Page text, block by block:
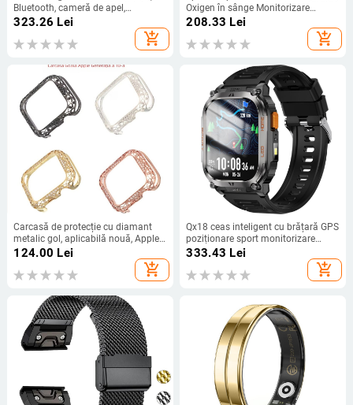
Bluetooth, cameră de apel,
înregistrare foto video, monitorizare
a sănătății în aer liber, ceas sport
323.26 Lei
add_shopping_cart
Oxigen în sânge Monitorizare
sănătate Sporturi în aer liber
Factory Straight Out
208.33 Lei
add_shopping_cart
Carcasă de protecție cu diamant
metalic gol, aplicabilă nouă, Apple
applewatch6789SE, generația a 10-
124.00 Lei
add_shopping_cart
Qx18 ceas inteligent cu brățară GPS
poziționare sport monitorizare
sănătate busolă apel Bluetooth
333.43 Lei
add_shopping_cart